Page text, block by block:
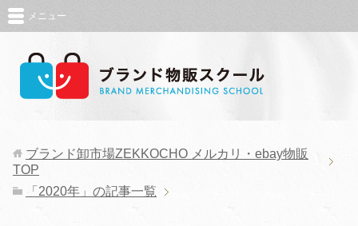
メニュー
ブランド卸市場ZEKKOCHO メルカリ・ebay物販
TOP
「2020年」の記事一覧